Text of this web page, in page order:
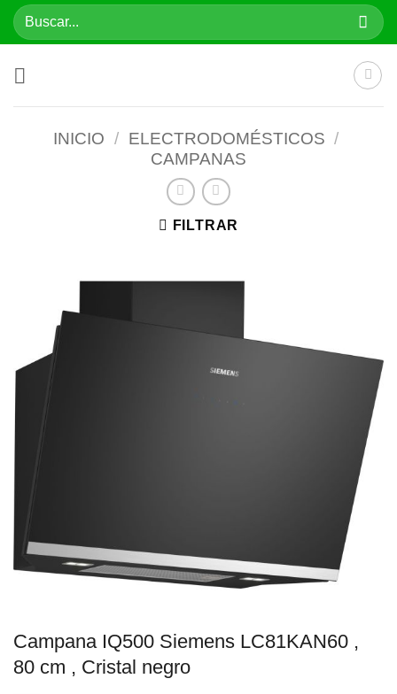
SaltarBuscar
por:
INICIO / ELECTRODOMÉSTICOS /
CAMPANAS
FILTRAR
Campana IQ500 Siemens LC81KAN60 ,
80 cm , Cristal negro